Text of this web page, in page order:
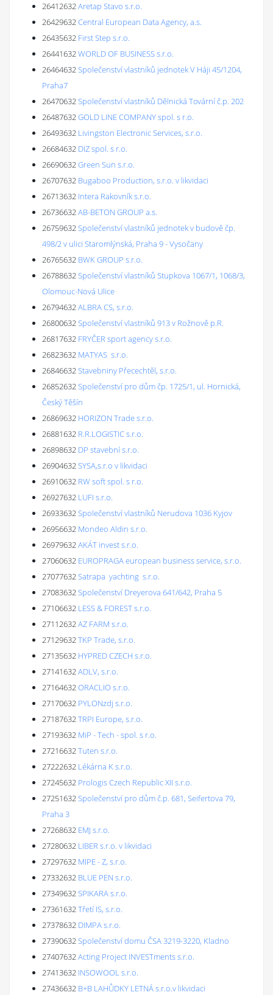
26412632Aretap Stavo s.r.o.
26429632Central European Data Agency, a.s.
26435632 First Step s.r.o.
26441632WORLD OF BUSINESS s.r.o.
26464632Společenství vlastníků jednotek V Háji 45/1204,
Praha7
26470632Společenství vlastníků Dělnická Tovární č.p. 202
26487632GOLD LINE COMPANY spol. s r.o.
26493632 Livingston Electronic Services, s.r.o.
26684632 DIZ spol. s r.o.
26690632Green Sun s.r.o.
26707632 Bugaboo Production, s.r.o. v likvidaci
26713632 Intera Rakovník s.r.o.
26736632AB-BETON GROUP a.s.
26759632Společenství vlastníků jednotek v budově čp.
498/2 v ulici Staromlýnská, Praha 9 - Vysočany
26765632 BWK GROUP s.r.o.
26788632Společenství vlastníků Stupkova 1067/1, 1068/3,
Olomouc-Nová Ulice
26794632ALBRA CS, s.r.o.
26800632Společenství vlastníků 913 v Rožnově p.R.
26817632 FRYČER sport agency s.r.o.
26823632 MATYAS s.r.o.
26846632Stavebniny Přecechtěl, s.r.o.
26852632Společenství pro dům čp. 1725/1, ul. Hornická,
Český Těšín
26869632 HORIZON Trade s.r.o.
26881632 R.R.LOGISTIC s.r.o.
26898632 DP stavební s.r.o.
26904632SYSA,s.r.o v likvidaci
26910632 RW soft spol. s r.o.
26927632 LUFI s.r.o.
26933632Společenství vlastníků Nerudova 1036 Kyjov
26956632 Mondeo Aldin s.r.o.
26979632AKÁT invest s.r.o.
27060632 EUROPRAGA european business service, s.r.o.
27077632Satrapa yachting s.r.o.
27083632Společenství Dreyerova 641/642, Praha 5
27106632 LESS & FOREST s.r.o.
27112632AZ FARM s.r.o.
27129632TKP Trade, s.r.o.
27135632 HYPRED CZECH s.r.o.
27141632ADLV, s.r.o.
27164632ORACLIO s.r.o.
27170632 PYLONzdj s.r.o.
27187632TRPI Europe, s.r.o.
27193632 MiP - Tech - spol. s r.o.
27216632Tuten s.r.o.
27222632 Lékárna K s.r.o.
27245632 Prologis Czech Republic XII s.r.o.
27251632Společenství pro dům č.p. 681, Seifertova 79,
Praha 3
27268632 EMJ s.r.o.
27280632 LIBER s.r.o. v likvidaci
27297632 MIPE - Z, s.r.o.
27332632 BLUE PEN s.r.o.
27349632SPIKARA s.r.o.
27361632Třetí IS, s.r.o.
27378632 DIMPA s.r.o.
27390632Společenství domu ČSA 3219-3220, Kladno
27407632Acting Project INVESTments s.r.o.
27413632 INSOWOOL s.r.o.
27436632 B+B LAHŮDKY LETNÁ s.r.o.v likvidaci